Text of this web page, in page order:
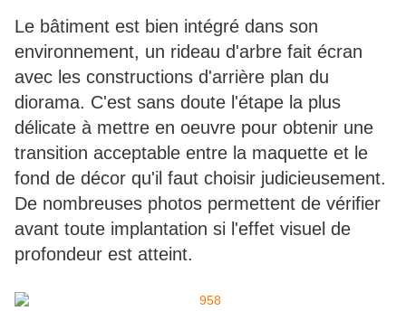
Le bâtiment est bien intégré dans son
environnement, un rideau d'arbre fait écran
avec les constructions d'arrière plan du
diorama. C'est sans doute l'étape la plus
délicate à mettre en oeuvre pour obtenir une
transition acceptable entre la maquette et le
fond de décor qu'il faut choisir judicieusement.
De nombreuses photos permettent de vérifier
avant toute implantation si l'effet visuel de
profondeur est atteint.